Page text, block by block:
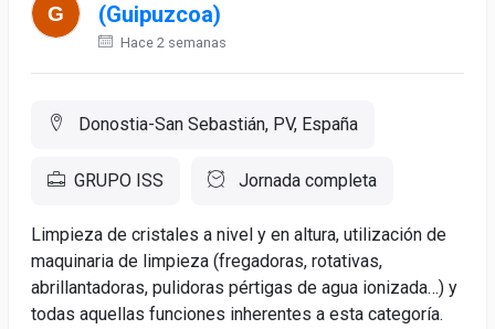
(Guipuzcoa)
Hace 2 semanas
Donostia-San Sebastián, PV, España
GRUPO ISS Jornada completa
Limpieza de cristales a nivel y en altura, utilización de
maquinaria de limpieza (fregadoras, rotativas,
abrillantadoras, pulidoras pértigas de agua ionizada…) y
todas aquellas funciones inherentes a esta categoría.